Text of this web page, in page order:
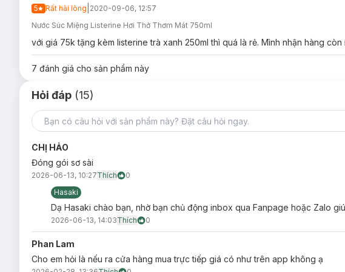
Hướng dẫn bảo quản Nước Súc Miệng Listerine Cool Mint
Nơi khô ráo thoáng mát.
Đậy nắp kín sau khi sử dụng.
Lưu ý:
5 Rất hài lòng 2020-09-06, 12:57
Nước Súc Miệng Listerine Hơi Thở Thơm Mát 750ml
với giá 75k tặng kèm listerine trà xanh 250ml thì quá là rẻ. Mình nhận hàng còn
7 đánh giá cho sản phẩm này
Hỏi đáp (15)
CHỊ HẢO
Đóng gói sơ sài
2026-06-13, 10:27Thích
0
Hasaki
Dạ Hasaki chào bạn, nhờ bạn chủ động inbox qua Fanpage hoặc Zalo
2026-06-13, 14:03Thích 0
Phan Lam
Cho em hỏi là nếu ra cửa hàng mua trực tiếp giá có như trên app không ạ